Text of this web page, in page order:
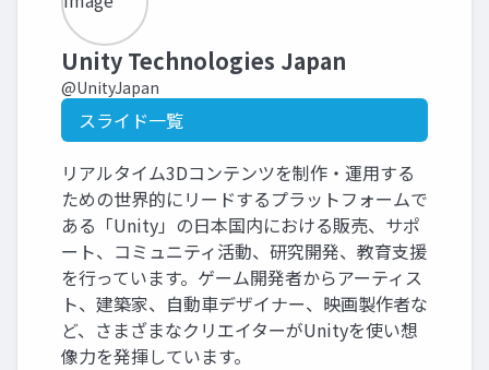
Unity Technologies Japan
@UnityJapan
スライド一覧
リアルタイム3Dコンテンツを制作・運用する
ための世界的にリードするプラットフォームで
ある「Unity」の日本国内における販売、サポ
ート、コミュニティ活動、研究開発、教育支援
を行っています。ゲーム開発者からアーティス
ト、建築家、自動車デザイナー、映画製作者な
ど、さまざまなクリエイターがUnityを使い想
像力を発揮しています。